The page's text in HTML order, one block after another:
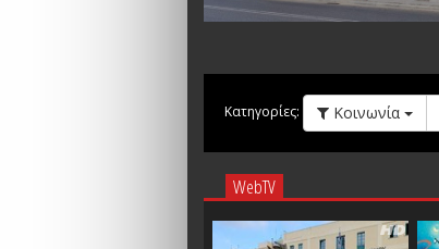
PLAY
Κατηγορίες: Κοινωνία
WebTV